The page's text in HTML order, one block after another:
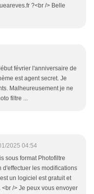
?<br /> Belle
février l'anniversaire de
est agent secret. Je
Malheureusement je ne
filtre ...
2025 04:54
sous format Photofiltre
d'effectuer les modifications
un logiciel est gratuit et
/> Je peux vous envoyer